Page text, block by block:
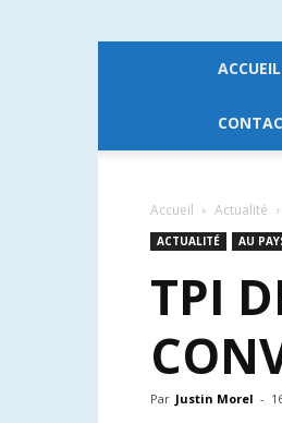
ACCUEIL
Accueil Actualité
ACTUALITÉ AU
TPI
Par Justin Morel -